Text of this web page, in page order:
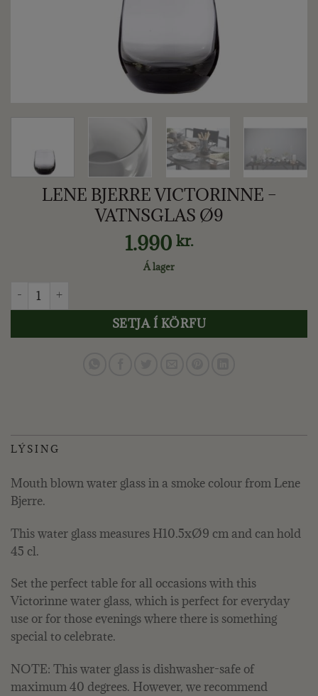
LENE BJERRE VICTORINNE –
VATNSGLAS Ø9
1.990 kr.
Á lager
LENE BJERRE VICTORINNE - VATNSGLAS Ø9 quantity
SETJA Í KÖRFU
LÝSING
Mouth blown water glass in a smoke colour from Lene
Bjerre.
This water glass measures H10.5xØ9 cm and can hold
45 cl.
Set the perfect table for all occasions with this
Victorinne water glass, which is perfect for everyday
use or for those evenings where there is something
special to celebrate.
NOTE: This water glass is dishwasher-safe of
maximum 40 degrees. However, we recommend